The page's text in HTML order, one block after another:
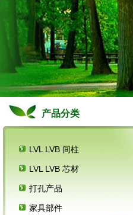
产品分类
LVL LVB 间柱
LVL LVB 芯材
打孔产品
家具部件